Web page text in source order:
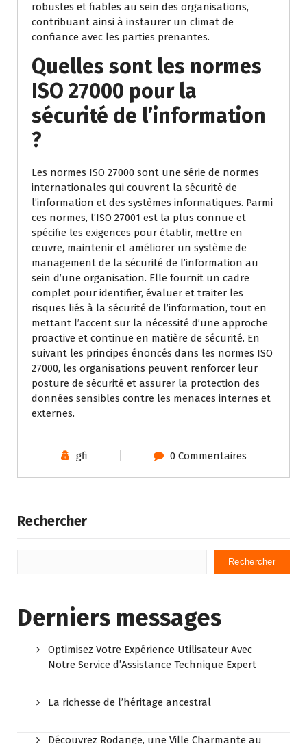
robustes et fiables au sein des organisations,
contribuant ainsi à instaurer un climat de
confiance avec les parties prenantes.
Quelles sont les normes
ISO 27000 pour la
sécurité de l’information
?
Les normes ISO 27000 sont une série de normes
internationales qui couvrent la sécurité de
l’information et des systèmes informatiques. Parmi
ces normes, l’ISO 27001 est la plus connue et
spécifie les exigences pour établir, mettre en
œuvre, maintenir et améliorer un système de
management de la sécurité de l’information au
sein d’une organisation. Elle fournit un cadre
complet pour identifier, évaluer et traiter les
risques liés à la sécurité de l’information, tout en
mettant l’accent sur la nécessité d’une approche
proactive et continue en matière de sécurité. En
suivant les principes énoncés dans les normes ISO
27000, les organisations peuvent renforcer leur
posture de sécurité et assurer la protection des
données sensibles contre les menaces internes et
externes.
gfi 0 Commentaires
Rechercher
Rechercher
Derniers messages
Optimisez Votre Expérience Utilisateur Avec
Notre Service d’Assistance Technique Expert
La richesse de l’héritage ancestral
Découvrez Rodange, une Ville Charmante au